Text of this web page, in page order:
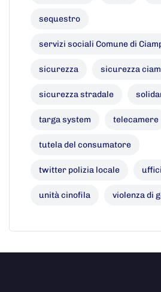
sequestro
servizi sociali Comune di
sicurezza sicurezza
sicurezza stradale
targa system telecamere
tutela del consumatore
twitter polizia locale
unità cinofila violenza di